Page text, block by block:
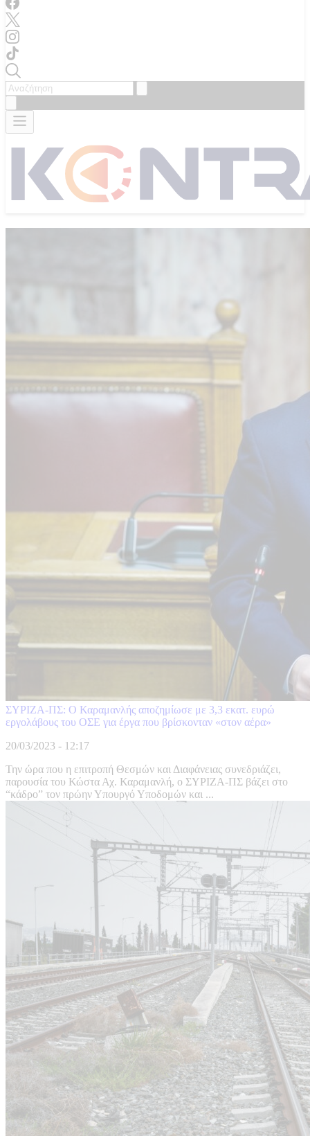
ΣΥΡΙΖΑ-ΠΣ: Ο Καραμανλής αποζημίωσε με 3,3 εκατ. ευρώ
εργολάβους του ΟΣΕ για έργα που βρίσκονταν «στον αέρα»
20/03/2023 - 12:17
Την ώρα που η επιτροπή Θεσμών και Διαφάνειας συνεδριάζει,
παρουσία του Κώστα Αχ. Καραμανλή, ο ΣΥΡΙΖΑ-ΠΣ βάζει στο
“κάδρο” τον πρώην Υπουργό Υποδομών και ...